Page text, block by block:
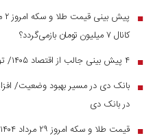
■
کانال ۷ میلیون تومان بازمی‌گردد؟
■ ۴ پیش بینی جالب از اقتصاد ۱۴۰۵/ تورم و نرخ ارز به چه رقمی می‌رسد؟
■
در بانک دی
■